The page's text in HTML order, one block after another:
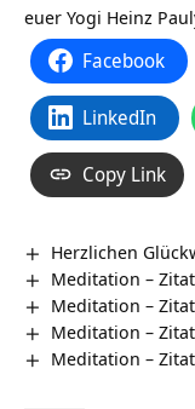
euer Yogi Heinz
Facebook
LinkedIn
Copy Link
Herzlichen
Meditation –
Meditation –
Meditation –
Meditation –